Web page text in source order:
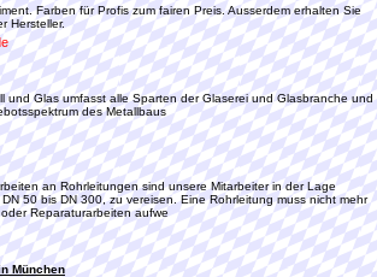
Farben für Profis zum fairen Preis. Ausserdem erhalten Sie
Hersteller.
und Glas umfasst alle Sparten der Glaserei und Glasbranche und
des Metallbaus
an Rohrleitungen sind unsere Mitarbeiter in der Lage
50 bis DN 300, zu vereisen. Eine Rohrleitung muss nicht mehr
Reparaturarbeiten aufwe
München